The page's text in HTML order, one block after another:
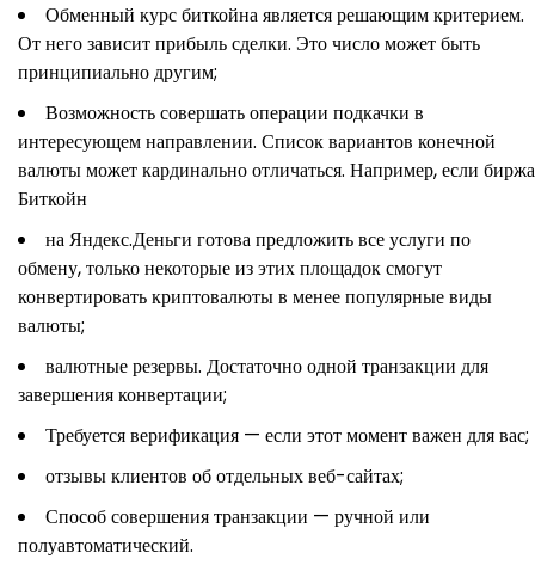
Обменный курс биткойна является решающим критерием.
От него зависит прибыль сделки. Это число может быть
принципиально другим;
Возможность совершать операции подкачки в
интересующем направлении. Список вариантов конечной
валюты может кардинально отличаться. Например, если биржа
Биткойн
на Яндекс.Деньги готова предложить все услуги по
обмену, только некоторые из этих площадок смогут
конвертировать криптовалюты в менее популярные виды
валюты;
валютные резервы. Достаточно одной транзакции для
завершения конвертации;
Требуется верификация — если этот момент важен для вас;
отзывы клиентов об отдельных веб-сайтах;
Способ совершения транзакции — ручной или
полуавтоматический.